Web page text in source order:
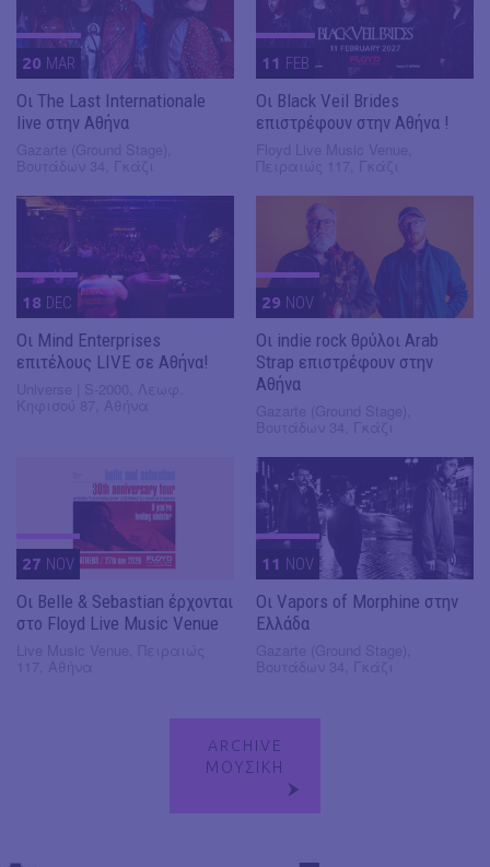
20 MAR
Οι The Last Internationale
live στην Αθήνα
11 FEB
Οι Black Veil Brides
επιστρέφουν στην Αθήνα !
18 DEC
Οι Mind Enterprises
επιτέλους LIVE σε Αθήνα!
29 NOV
Οι indie rock θρύλοι Arab
Strap επιστρέφουν στην
Αθήνα
27 NOV
Οι Belle & Sebastian έρχονται
στο Floyd Live Music Venue
11 NOV
Οι Vapors of Morphine στην
Ελλάδα
ARCHIVE
ΜΟΥΣΙΚΗ